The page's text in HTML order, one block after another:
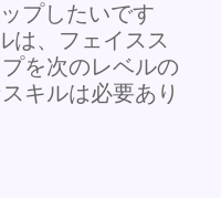
プしたいです
は、フェイスス
を次のレベルの
キルは必要あり